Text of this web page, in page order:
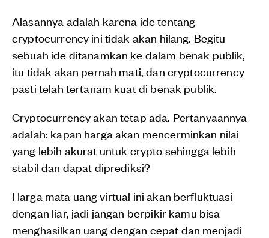
Alasannya adalah karena ide tentang
cryptocurrency ini tidak akan hilang. Begitu
sebuah ide ditanamkan ke dalam benak publik,
itu tidak akan pernah mati, dan cryptocurrency
pasti telah tertanam kuat di benak publik.
Cryptocurrency akan tetap ada. Pertanyaannya
adalah: kapan harga akan mencerminkan nilai
yang lebih akurat untuk crypto sehingga lebih
stabil dan dapat diprediksi?
Harga mata uang virtual ini akan berfluktuasi
dengan liar, jadi jangan berpikir kamu bisa
menghasilkan uang dengan cepat dan menjadi